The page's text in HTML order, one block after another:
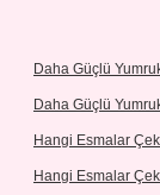
Daha Güçlü
Daha Güçlü
Hangi Esmalar
Hangi Esmalar